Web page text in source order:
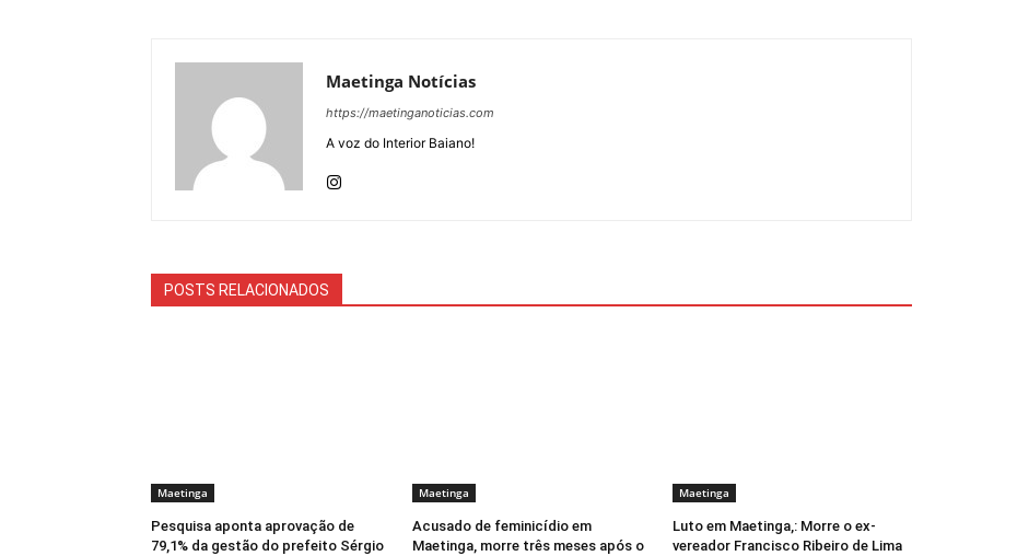
Maetinga Notícias
https://maetinganoticias.com
A voz do Interior Baiano!
POSTS RELACIONADOS
Maetinga
Pesquisa aponta aprovação de
79,1% da gestão do prefeito Sérgio
Maetinga
Acusado de feminicídio em
Maetinga, morre três meses após o
Maetinga
Luto em Maetinga,: Morre o ex-
vereador Francisco Ribeiro de Lima